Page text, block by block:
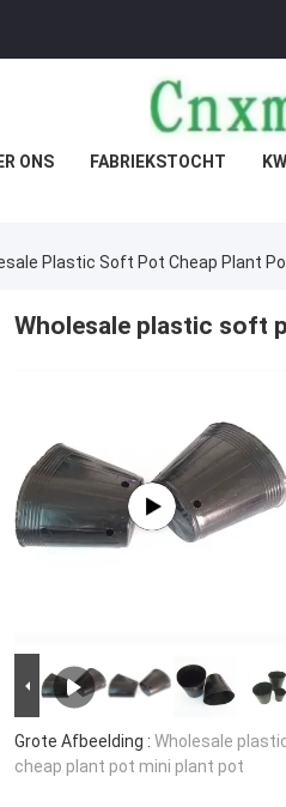
ONS FABRIEKSTOCHT
Plastic Soft Pot Cheap Plant
Wholesale plastic soft
Grote Afbeelding : Wholesale
cheap plant pot mini plant pot